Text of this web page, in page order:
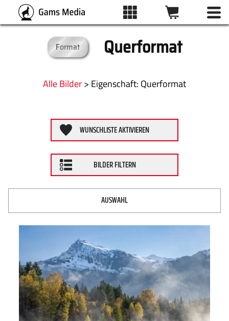
DRUCKARTEN
WUNSCHLISTE
ÜBER UNS
WARENKORB
Format Querformat
Alle Bilder> : Querformat
WUNSCHLISTE AKTIVIEREN
BILDER FILTERN
BILDFILTER
Kategorien